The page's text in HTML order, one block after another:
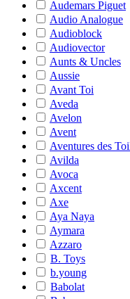
Audemars Piguet
Audio Analogue
Audioblock
Audiovector
Aunts & Uncles
Aussie
Avant Toi
Aveda
Avelon
Avent
Aventures des
Avilda
Avoca
Axcent
Axe
Aya Naya
Aymara
Azzaro
B. Toys
b.young
Babolat